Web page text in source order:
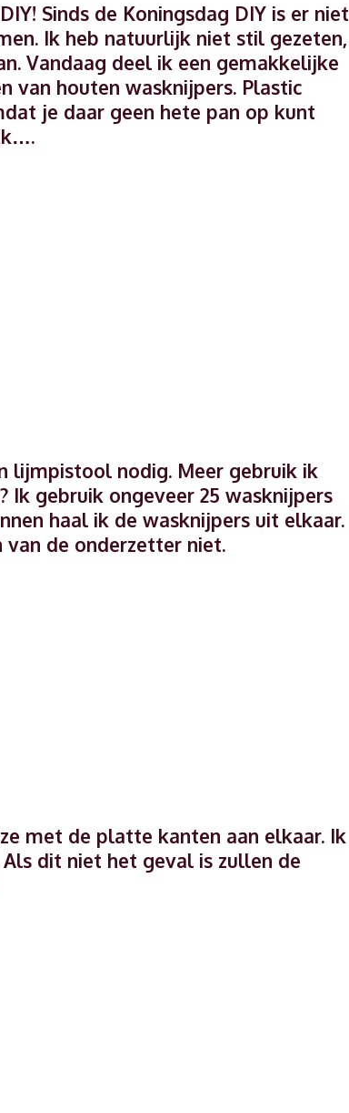
Sinds de Koningsdag DIY is er niet
Ik heb natuurlijk niet stil gezeten,
Vandaag deel ik een gemakkelijke
van houten wasknijpers. Plastic
je daar geen hete pan op kunt
lijmpistool nodig. Meer gebruik ik
gebruik ongeveer 25 wasknijpers
haal ik de wasknijpers uit elkaar.
de onderzetter niet.
met de platte kanten aan elkaar. Ik
dit niet het geval is zullen de